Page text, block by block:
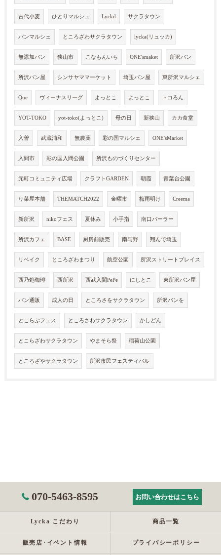
古代小麦 ひとりマルシェ Lyckd サクラタウン
パンマルシェ ところざわサクラタウン lycka(リュッカ)
無添加パン 狭山市 こなもんいち ONE'smaket 所沢パン
所沢パン屋 シンサヤママーケット 埼玉パン屋 東所沢マルシェ
Que ヴィーナスリーグ よっとこ よっとこ トコろん
YOT-TOKO yot-toko(よっとこ) 母の日 新狭山 カカ食堂
入曽 武蔵浦和 無農薬 彩の国マルシェ ONE'sMarket
入間市 彩の国入間公園 所沢ものづくりセンター
元町コミュニティ広場 クラフトGARDEN 朝霞 青葉台公園
り菜屋本舗 THEMATCH2022 金曜市 梅雨明け Creema
新所沢 nikoフェス 夏休み 小手指 南口パーラー
所沢カフェ BASE 厨房前販売 南与野 翔んで埼玉
リベイク ところざわまつり 航空公園 所沢ストリートプレイス
西乃処珈琲 西所沢 西武入間PePe にしとこ 東所沢パン屋
パン通販 成人の日 ところさをサクラタウン 所沢パンを
とこらぶフェス ところさわサクラタウン かしどん
とこらざわサクラタウン やまそら祭 稲荷山公園
ところざやサクラタウン 所沢市民フェスティバル
070-5463-8595 お問い合わせはこちら
Lycka こだわり 商品一覧
販売店･イベント情報 プライバシーポリシー